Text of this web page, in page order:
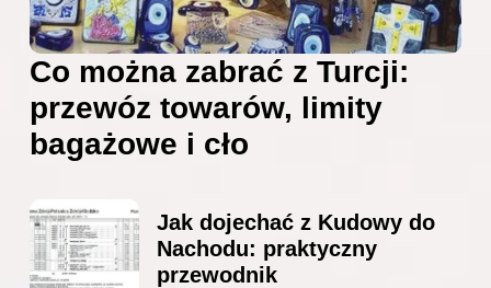
Co można zabrać z Turcji:
przewóz towarów, limity
bagażowe i cło
Jak dojechać z Kudowy do
Nachodu: praktyczny
przewodnik